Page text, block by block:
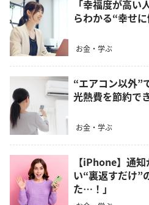
「幸福度が高
らわかる“幸せ
お金・学ぶ
“エアコン以外”
光熱費を節約で
お金・学ぶ
【iPhone】通
い“裏返すだけ”
た…！」